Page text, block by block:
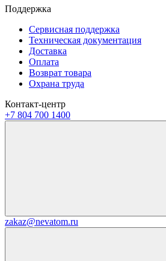
Поддержка
Сервисная поддержка
Техническая документация
Доставка
Оплата
Возврат товара
Охрана труда
Контакт-центр
+7 804 700 1400
zakaz@nevatom.ru